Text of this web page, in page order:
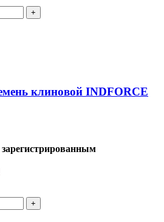
клиновой INDFORCE